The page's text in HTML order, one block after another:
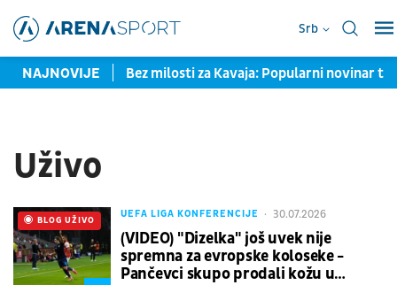
Srb
NAJNOVIJE
Radojević Bez milosti za Kavaja: Popularni novinar
Uživo
UEFA LIGA KONFERENCIJE 30.07.2026
(VIDEO) "Dizelka" još uvek nije
spremna za evropske koloseke -
Pančevci skupo prodali kožu u
UŽIVO
BLOG UŽIVO